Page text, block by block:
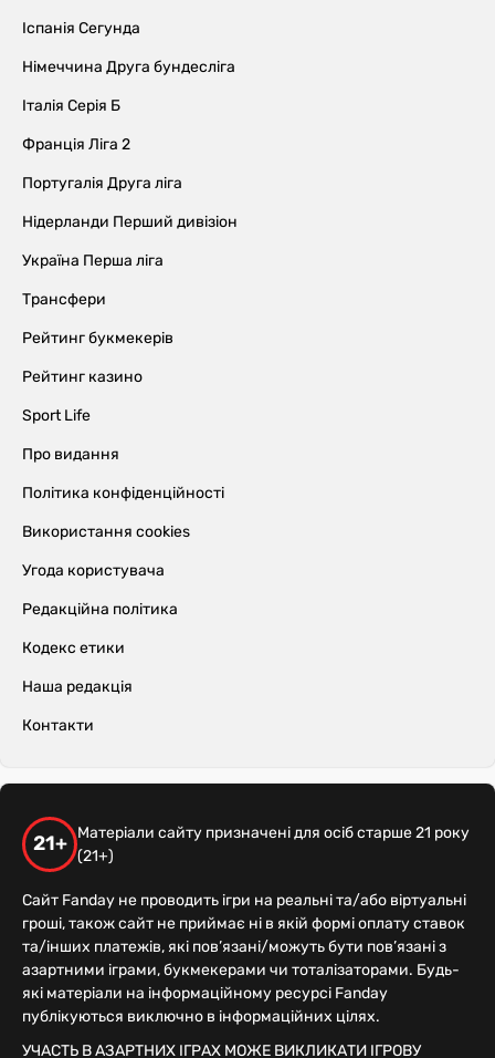
Іспанія Сегунда
Німеччина Друга бундесліга
Італія Серія Б
Франція Ліга 2
Португалія Друга ліга
Нідерланди Перший дивізіон
Україна Перша ліга
Трансфери
Рейтинг букмекерів
Рейтинг казино
Sport Life
Про видання
Політика конфіденційності
Використання cookies
Угода користувача
Редакційна політика
Кодекс етики
Наша редакція
Контакти
21+
Матеріали сайту призначені для осіб старше 21 року
(21+)
Сайт Fanday не проводить ігри на реальні та/або віртуальні
гроші, також сайт не приймає ні в якій формі оплату ставок
та/інших платежів, які пов’язані/можуть бути пов’язані з
азартними іграми, букмекерами чи тоталізаторами. Будь-
які матеріали на інформаційному ресурсі Fanday
публікуються виключно в інформаційних цілях.
УЧАСТЬ В АЗАРТНИХ ІГРАХ МОЖЕ ВИКЛИКАТИ ІГРОВУ